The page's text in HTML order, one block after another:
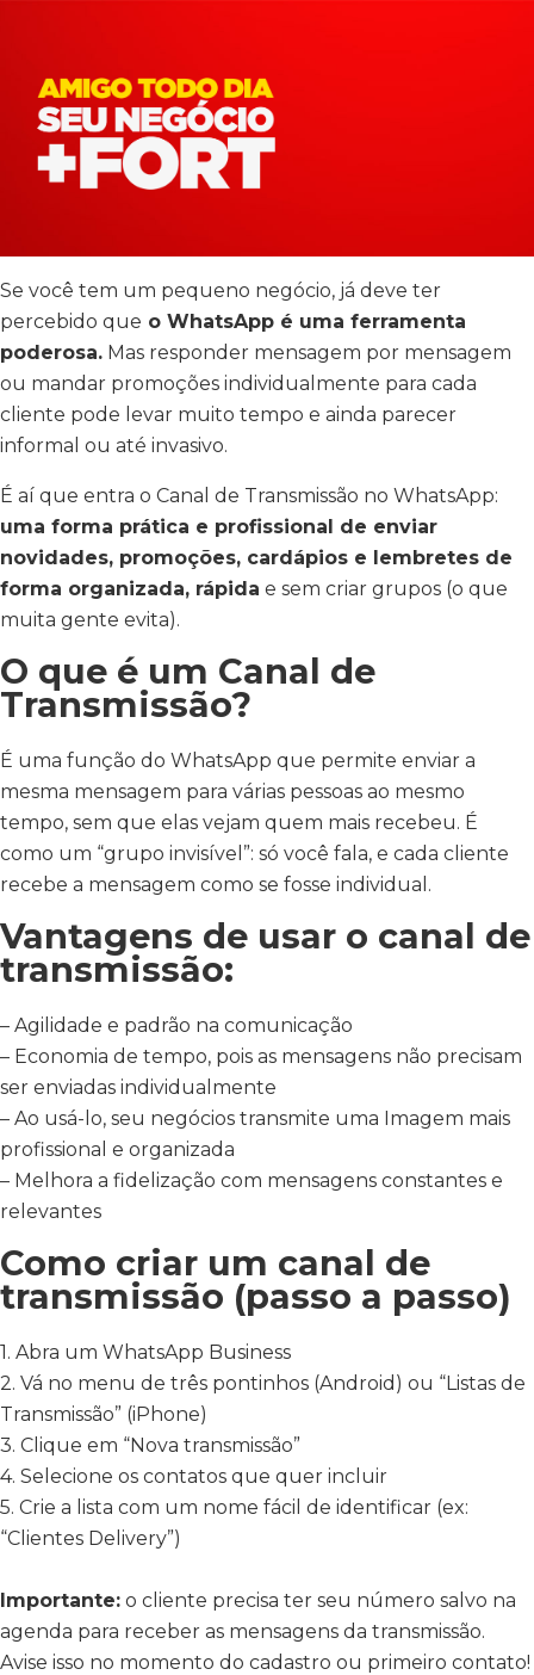
Se você tem um pequeno negócio, já deve ter
percebido que o WhatsApp é uma ferramenta
poderosa. Mas responder mensagem por mensagem
ou mandar promoções individualmente para cada
cliente pode levar muito tempo e ainda parecer
informal ou até invasivo.
É aí que entra o Canal de Transmissão no WhatsApp:
uma forma prática e profissional de enviar
novidades, promoções, cardápios e lembretes de
forma organizada, rápida e sem criar grupos (o que
muita gente evita).
O que é um Canal de
Transmissão?
É uma função do WhatsApp que permite enviar a
mesma mensagem para várias pessoas ao mesmo
tempo, sem que elas vejam quem mais recebeu. É
como um “grupo invisível”: só você fala, e cada cliente
recebe a mensagem como se fosse individual.
Vantagens de usar o canal de
transmissão:
– Agilidade e padrão na comunicação
– Economia de tempo, pois as mensagens não precisam
ser enviadas individualmente
– Ao usá-lo, seu negócios transmite uma Imagem mais
profissional e organizada
– Melhora a fidelização com mensagens constantes e
relevantes
Como criar um canal de
transmissão (passo a passo)
1. Abra um WhatsApp Business
2. Vá no menu de três pontinhos (Android) ou “Listas de
Transmissão” (iPhone)
3. Clique em “Nova transmissão”
4. Selecione os contatos que quer incluir
5. Crie a lista com um nome fácil de identificar (ex:
“Clientes Delivery”)
Importante: o cliente precisa ter seu número salvo na
agenda para receber as mensagens da transmissão.
Avise isso no momento do cadastro ou primeiro contato!